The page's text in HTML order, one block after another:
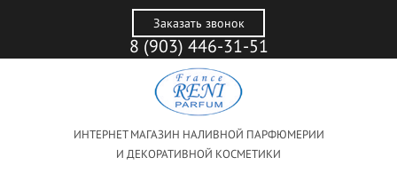
Заказать звонок
8 (903) 446-31-51
ИНТЕРНЕТ МАГАЗИН НАЛИВНОЙ ПАРФЮМЕРИИ
И ДЕКОРАТИВНОЙ КОСМЕТИКИ